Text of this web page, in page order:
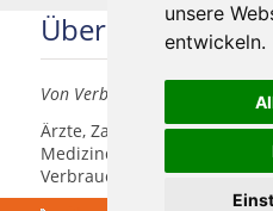
unsere
entwickeln.
Über uns
Von Verbrauchern für
Ärzte, Zahnärzte, Akustiker
Medizindienstleister haben
Verbrauchern vorzustellen.